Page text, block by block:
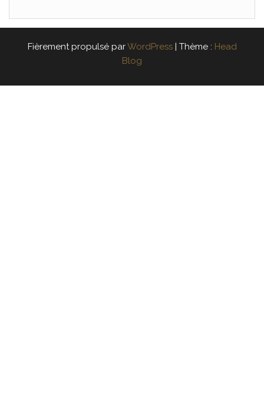
Fièrement propulsé parWordPress | Thème : Head
Blog